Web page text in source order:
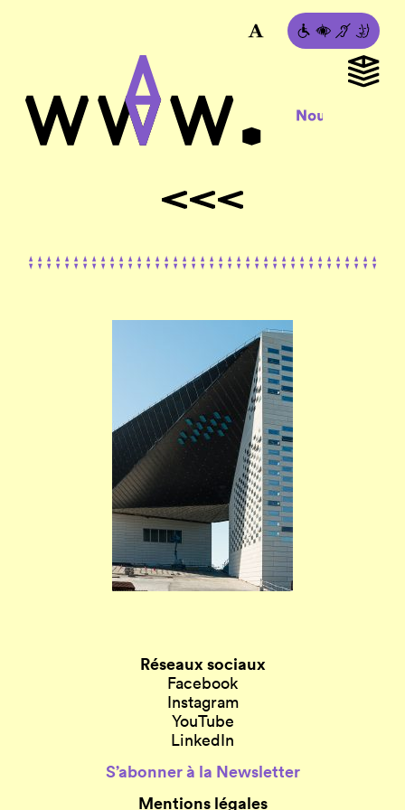
Réseaux sociaux
Facebook
Instagram
YouTube
LinkedIn
S’abonner à la Newsletter
Mentions légales